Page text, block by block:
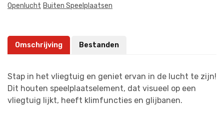
Openlucht Buiten Speelplaatsen
Omschrijving Bestanden
Stap in het vliegtuig en geniet ervan in de lucht te zijn!
Dit houten speelplaatselement, dat visueel op een
vliegtuig lijkt, heeft klimfuncties en glijbanen.